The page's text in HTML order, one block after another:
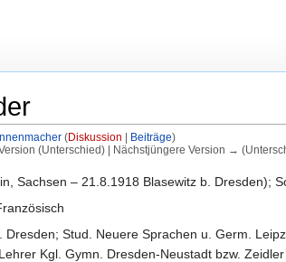
(Diskussion Beiträge)
(Unterschied) | Nächstjüngere Version →
Sachsen – 21.8.1918 Blasewitz b. Dresden);
Stud. Neuere Sprachen u. Germ.
Kgl. Gymn. Dresden-Neustadt bzw.